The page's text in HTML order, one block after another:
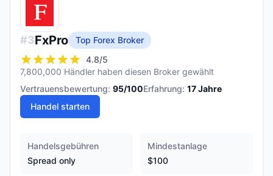
#3FxPro
Top Forex Broker
4.8/5
7,800,000 Händler haben diesen Broker gewählt
Vertrauensbewertung: 95/100Erfahrung: 17Jahre
Handel starten
Handelsgebühren
Spread only
Mindestanlage
$100